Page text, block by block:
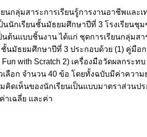
กลุ่มสาระการเรียนรู้การงานอาชีพและ
นักเรียนชั้นมัธยมศึกษาปีที่ 3 โรงเรียนชุ
ต้นแบบชิ้นงาน ได้แก่ ชุดการเรียนกลุ่มสา
นมัธยมศึกษาปีที่ 3 ประกอบด้วย (1) คู่มือ
with Scratch 2) เครื่องมือวัดผลกระ
ลือก จำนวน 40 ข้อ โดยทั้งฉบับมีค่าความ
ดเห็นของนักเรียนเป็นแบบมาตราส่วนป
าเฉลี่ย และค่า